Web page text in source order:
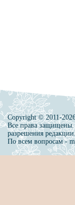
Copyright © 2011-
Все права защищены.
разрешения
По всем вопросам -